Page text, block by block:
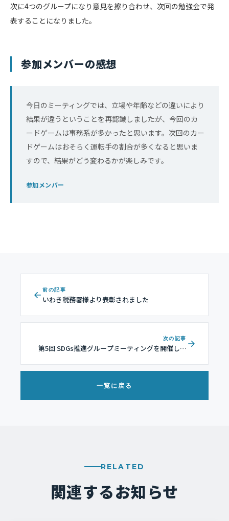
次に4つのグループになり意見を擦り合わせ、次回の勉強会で発
表することになりました。
参加メンバーの感想
今日のミーティングでは、立場や年齢などの違いにより
結果が違うということを再認識しましたが、今回のカ
ードゲームは事務系が多かったと思います。次回のカー
ドゲームはおそらく運転手の割合が多くなると思いま
すので、結果がどう変わるかが楽しみです。
参加メンバー
前の記事
いわき税務署様より表彰されました
一覧に戻る
次の記事
第5回 SDGs推進グループミーティングを開催しま
RELATED
関連するお知らせ